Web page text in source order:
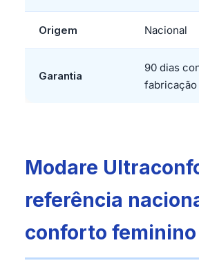
Origem Nacional
Garantia
90 dias
fabricação
Modare
referência
conforto feminino